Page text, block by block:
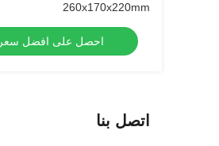
260x170x220mm
احصل على افضل سعر
اتصل بنا